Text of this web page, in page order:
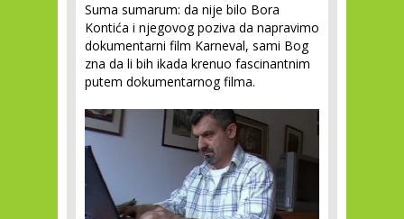
Suma sumarum: da nije bilo Bora
Kontića i njegovog poziva da napravimo
dokumentarni film Karneval, sami Bog
zna da li bih ikada krenuo fascinantnim
putem dokumentarnog filma.